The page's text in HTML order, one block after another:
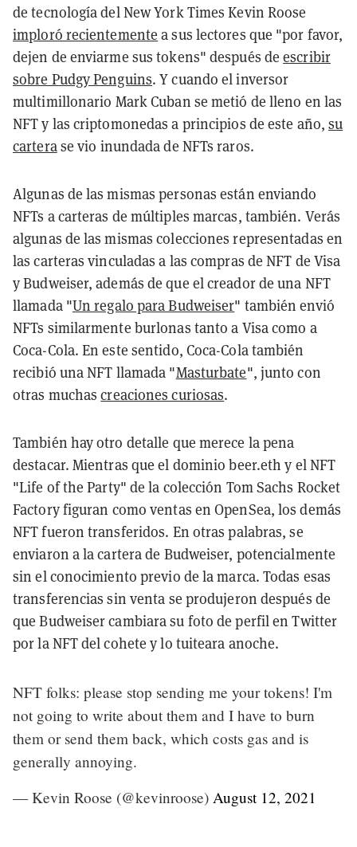
de tecnología del New York Times Kevin Roose
imploró recientemente a sus lectores que "por favor,
dejen de enviarme sus tokens" después deescribir
sobre Pudgy Penguins. Y cuando el inversor
multimillonario Mark Cuban se metió de lleno en las
NFT y las criptomonedas a principios de este año,su
carterase vio inundada de NFTs raros.
Algunas de las mismas personas están enviando
NFTs a carteras de múltiples marcas, también. Verás
algunas de las mismas colecciones representadas en
las carteras vinculadas a las compras de NFT de Visa
y Budweiser, además de que el creador de una NFT
llamada "Un regalo para Budweiser" también envió
NFTs similarmente burlonas tanto a Visa como a
Coca-Cola. En este sentido, Coca-Cola también
recibió una NFT llamada "Masturbate", junto con
otras muchascreaciones curiosas.
También hay otro detalle que merece la pena
destacar. Mientras que el dominio beer.eth y el NFT
"Life of the Party" de la colección Tom Sachs Rocket
Factory figuran como ventas en OpenSea, los demás
NFT fueron transferidos. En otras palabras, se
enviaron a la cartera de Budweiser, potencialmente
sin el conocimiento previo de la marca. Todas esas
transferencias sin venta se produjeron después de
que Budweiser cambiara su foto de perfil en Twitter
por la NFT del cohete y lo tuiteara anoche.
NFT folks: please stop sending me your tokens! I'm
not going to write about them and I have to burn
them or send them back, which costs gas and is
generally annoying.
— Kevin Roose (@kevinroose) August 12, 2021